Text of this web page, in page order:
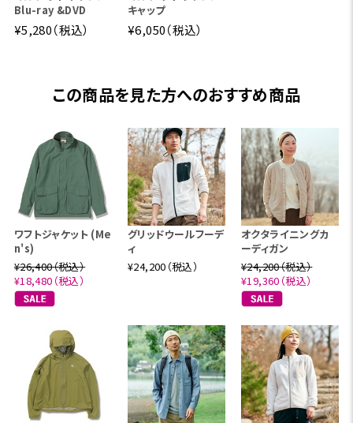
Blu-ray &DVD
¥5,280（税込）
キャップ
¥6,050（税込）
この商品を見た方へのおすすめ商品
ワフトジャケット (Me
n's)
¥26,400（税込）
¥18,480（税込）
グリッドウールフーデ
ィ
¥24,200（税込）
オクタライニングカ
ーディガン
¥24,200（税込）
¥19,360（税込）